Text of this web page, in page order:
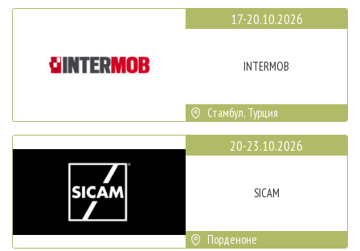
17-20.10.2026
INTERMOB
Стамбул, Турция
20-23.10.2026
SICAM
Порденоне